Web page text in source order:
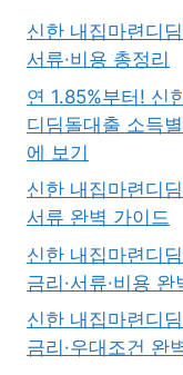
신한 내집마련디
서류·비용 총정리
연 1.85%부터! 신
디딤돌대출 소득
에 보기
신한 내집마련디
서류 완벽 가이드
신한 내집마련디
금리·서류·비용 완
신한 내집마련디
금리·우대조건 완